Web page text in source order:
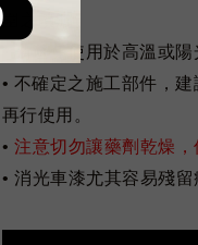
圍之噴灑。
• 請避免使用於高溫或
• 不確定之施工部件，
再行使用。
• 注意切勿讓藥劑乾燥，
• 消光車漆尤其容易殘留